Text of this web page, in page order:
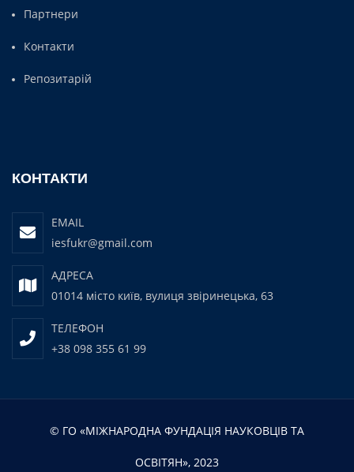
Партнери
Контакти
Репозитарій
КОНТАКТИ
EMAIL
iesfukr@gmail.com
АДРЕСА
01014 місто київ, вулиця звіринецька, 63
ТЕЛЕФОН
+38 098 355 61 99
© ГО «МІЖНАРОДНА ФУНДАЦІЯ НАУКОВЦІВ ТА
ОСВІТЯН», 2023